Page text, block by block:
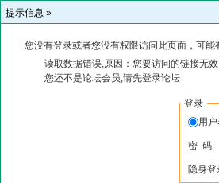
提示信息 »
您没有登录或者您没有权限访问此页面，可能
读取数据错误,原因：您要访问的链接无
您还不是论坛会员,请先登录论坛
登录
用
密 码
隐身登